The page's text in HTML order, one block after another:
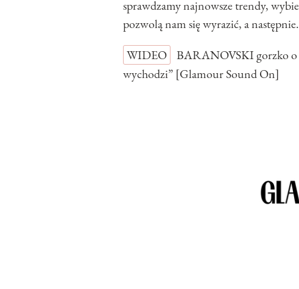
sprawdzamy najnowsze trendy,
pozwolą nam się wyrazić, a
WIDEO
BARANOVSKI gorzko o
wychodzi” [Glamour Sound On]